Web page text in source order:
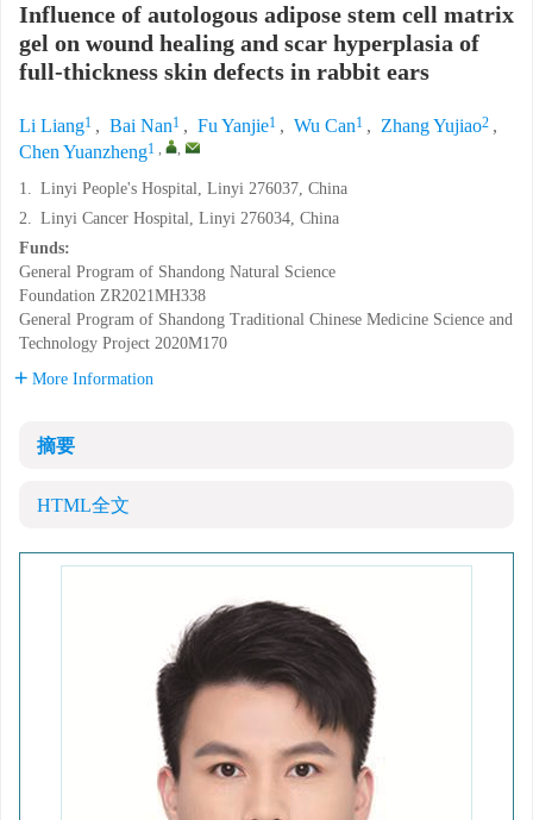
Influence of autologous adipose stem cell matrix
gel on wound healing and scar hyperplasia of
full-thickness skin defects in rabbit ears
Li Liang1 , Bai Nan1 , Fu Yanjie1 , Wu Can1 , Zhang Yujiao2 ,
Chen Yuanzheng1 , ,
1. Linyi People's Hospital, Linyi 276037, China
2. Linyi Cancer Hospital, Linyi 276034, China
Funds:
General Program of Shandong Natural Science
Foundation ZR2021MH338
General Program of Shandong Traditional Chinese Medicine Science and
Technology Project 2020M170
More Information
摘要
HTML全文